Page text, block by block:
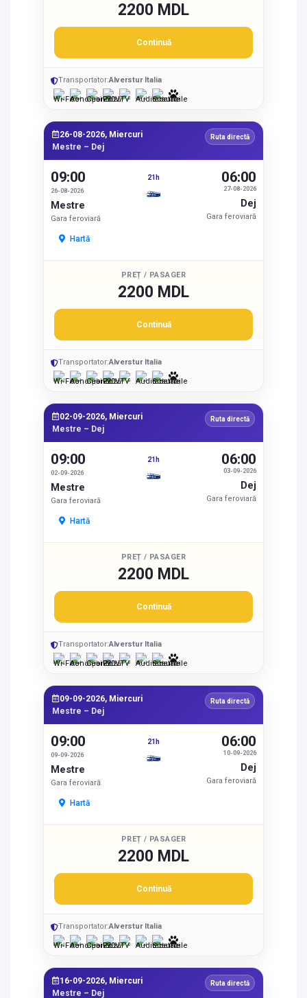
2200 MDL
Continuă
Transportator:Alverstur Italia
26-08-2026, Miercuri
Mestre – Dej
Ruta directă
09:00
26-08-2026
Mestre
Gara feroviară
Hartă
21h
27-08-2026
06:00
Dej
Gara feroviară
PREȚ / PASAGER
2200 MDL
Continuă
Transportator:Alverstur Italia
02-09-2026, Miercuri
Mestre – Dej
Ruta directă
09:00
02-09-2026
Mestre
Gara feroviară
Hartă
21h
03-09-2026
06:00
Dej
Gara feroviară
PREȚ / PASAGER
2200 MDL
Continuă
Transportator:Alverstur Italia
09-09-2026, Miercuri
Mestre – Dej
Ruta directă
09:00
09-09-2026
Mestre
Gara feroviară
Hartă
21h
10-09-2026
06:00
Dej
Gara feroviară
PREȚ / PASAGER
2200 MDL
Continuă
Transportator:Alverstur Italia
16-09-2026, Miercuri
Mestre – Dej
Ruta directă